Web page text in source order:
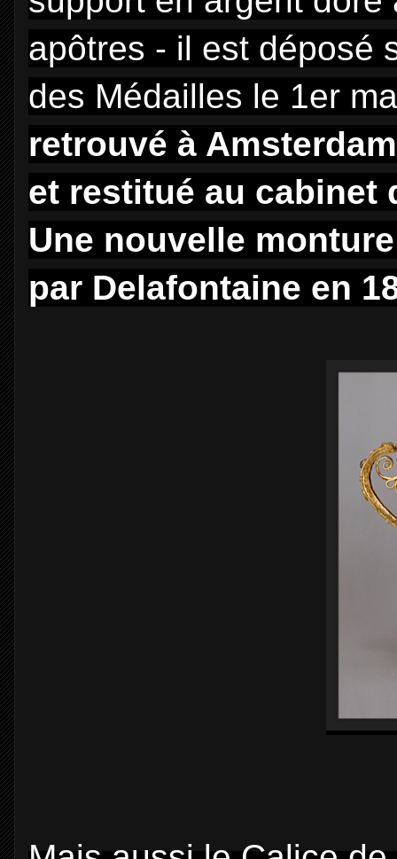
apôtres - il est déposé
des Médailles le 1er
retrouvé à
et restitué au cabinet
Une nouvelle
par Delafontaine en